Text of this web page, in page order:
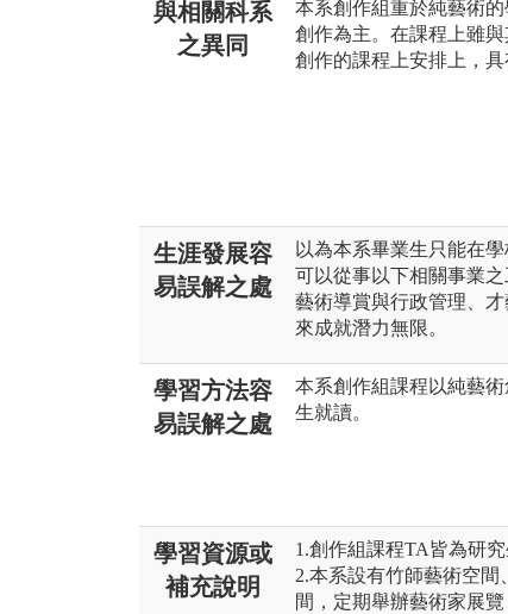
與相關科系
之異同
本系創作組重於純藝術
創作為主。在課程上雖
創作的課程上安排上，具
生涯發展容
易誤解之處
以為本系畢業生只能在
可以從事以下相關事業
藝術導賞與行政管理、
來成就潛力無限。
學習方法容
易誤解之處
本系創作組課程以純藝
生就讀。
學習資源或
補充說明
1.創作組課程TA皆為研
2.本系設有竹師藝術空
間，定期舉辦藝術家展覽